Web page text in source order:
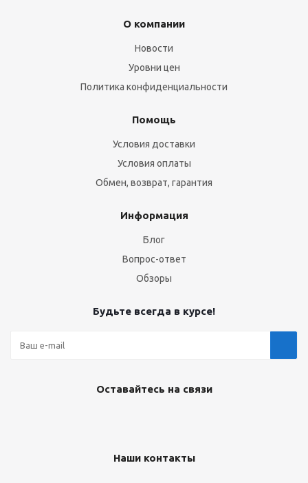
О компании
Новости
Уровни цен
Политика конфиденциальности
Помощь
Условия доставки
Условия оплаты
Обмен, возврат, гарантия
Информация
Блог
Вопрос-ответ
Обзоры
Будьте всегда в курсе!
Оставайтесь на связи
Наши контакты